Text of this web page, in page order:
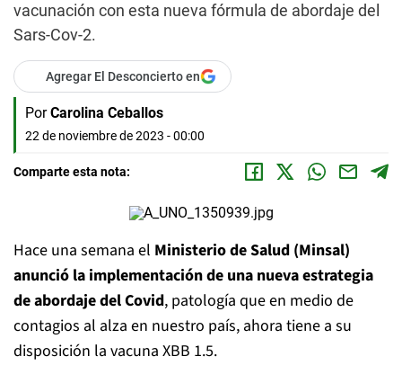
vacunación con esta nueva fórmula de abordaje del
Sars-Cov-2.
Agregar El Desconcierto en
Por Carolina Ceballos
22 de noviembre de 2023 - 00:00
Comparte esta nota:
Hace una semana el Ministerio de Salud (Minsal)
anunció la implementación de una nueva estrategia
de abordaje del Covid, patología que en medio de
contagios al alza en nuestro país, ahora tiene a su
disposición la vacuna XBB 1.5.